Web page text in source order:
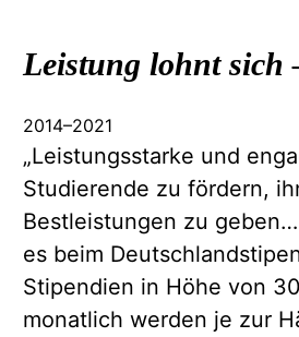
Leistung lohnt sich
2014–2021
„Leistungsstarke und
Studierende zu fördern,
Bestleistungen zu
es beim
Stipendien in Höhe von
monatlich werden je zur